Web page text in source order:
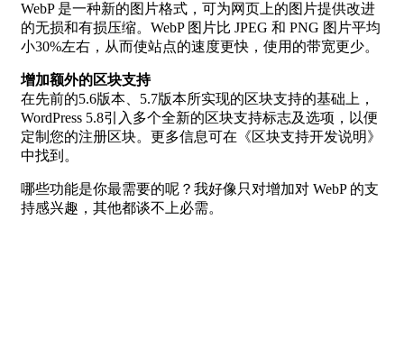
WebP 是一种新的图片格式，可为网页上的图片提供改进
的无损和有损压缩。WebP 图片比 JPEG 和 PNG 图片平均
小30%左右，从而使站点的速度更快，使用的带宽更少。
增加额外的区块支持
在先前的5.6版本、5.7版本所实现的区块支持的基础上，
WordPress 5.8引入多个全新的区块支持标志及选项，以便
定制您的注册区块。更多信息可在《区块支持开发说明》
中找到。
哪些功能是你最需要的呢？我好像只对增加对 WebP 的支
持感兴趣，其他都谈不上必需。